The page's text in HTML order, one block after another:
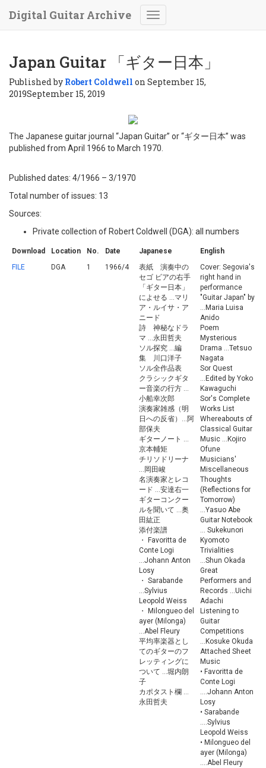
Digital Guitar Archive
Toggle
Japan Guitar 「ギター日本」
Published by Robert Coldwell on September 15,
2019September 15, 2019
The Japanese guitar journal “Japan Guitar” or “ギター日本” was
published from April 1966 to March 1970.
Published dates: 4/1966 – 3/1970
Total number of issues: 13
Sources:
Private collection of Robert Coldwell (DGA): all numbers
Download Location No. Date Japanese
English
FILE
DGA 1 1966/4
表紙 演奏中の
セゴ ビアの右手
「ギター日本」
によせる ...マリ
ア・ルイサ・ア
ニード
詩 神秘なドラ
マ ...永田哲夫
ソル探究 ...編
集 川口洋子
ソル全作品表
クラシックギタ
ー音楽の行方 ...
小船幸次郎
演奏家雑感（明
日への反省）...阿
部保夫
ギターノート ...
京本輔矩
チリソドリーナ
...岡田峻
名演奏家とレコ
ード ...安達右一
ギターコンクー
ルを聞いて ...奥
田紘正
添付楽譜
・ Favoritta de
Conte Logi
...Johann Anton
Losy
・ Sarabande
...Sylvius
Leopold Weiss
・ Milongueo del
ayer (Milonga)
...Abel Fleury
平均率楽器とし
てのギターのフ
レッティングに
ついて ...堀内朗
子
カポタスト欄 ...
永田哲夫
Cover: Segovia's
right hand in
performance
"Guitar Japan" by
...Maria Luisa
Anido
Poem
Mysterious
Drama ...Tetsuo
Nagata
Sor Quest
...Edited by Yoko
Kawaguchi
Sor's Complete
Works List
Whereabouts of
Classical Guitar
Music ...Kojiro
Ofune
Musicians'
Miscellaneous
Thoughts
(Reflections for
Tomorrow)
...Yasuo Abe
Guitar Notebook
... Sukekunori
Kyomoto
Trivialities
...Shun Okada
Great
Performers and
Records ...Uichi
Adachi
Listening to
Guitar
Competitions
...Kosuke Okuda
Attached Sheet
Music
• Favoritta de
Conte Logi
....Johann Anton
Losy
• Sarabande
....Sylvius
Leopold Weiss
• Milongueo del
ayer (Milonga)
....Abel Fleury